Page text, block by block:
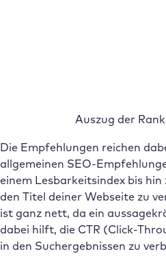
Auszug der
Die Empfehlungen reichen
allgemeinen SEO-
einem Lesbarkeitsindex bis
den Titel deiner Webseite zu
ist ganz nett, da ein
dabei hilft, die CTR (Click-
in den Suchergebnissen zu